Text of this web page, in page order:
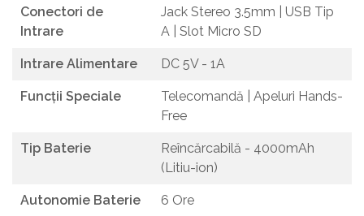
Conectori de
Intrare
Jack Stereo 3.5mm | USB Tip
A | Slot Micro SD
Intrare Alimentare DC 5V - 1A
Funcții Speciale
Telecomandă | Apeluri Hands-
Free
Tip Baterie
Reîncărcabilă - 4000mAh
(Litiu-ion)
Autonomie Baterie 6 Ore